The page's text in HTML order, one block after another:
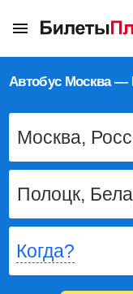
Автобус Москва —
Когда?